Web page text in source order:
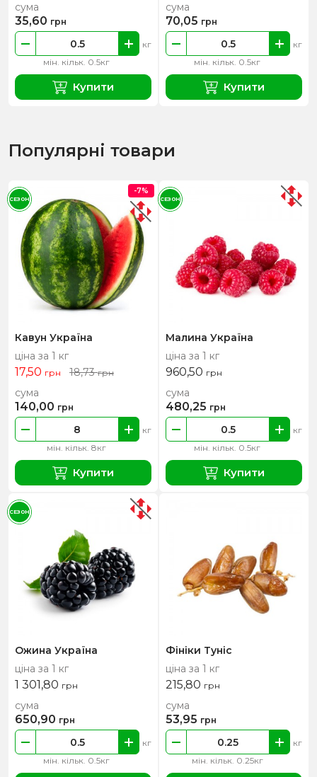
мін. кільк. 0.5кг
кг
сума
35,60 грн
Купити
мін. кільк. 0.5кг
кг
сума
70,05 грн
Купити
Популярні товари
Кавун Україна
ціна за 1 кг
17,50 грн 18,73грн
мін. кільк. 8кг
кг
сума
140,00 грн
Купити
-7%
СЕЗОН
Малина Україна
ціна за 1 кг
960,50 грн
мін. кільк. 0.5кг
кг
сума
480,25 грн
Купити
СЕЗОН
Ожина Україна
ціна за 1 кг
1 301,80 грн
мін. кільк. 0.5кг
кг
сума
650,90 грн
СЕЗОН
Фініки Туніс
ціна за 1 кг
215,80 грн
мін. кільк. 0.25кг
кг
сума
53,95 грн